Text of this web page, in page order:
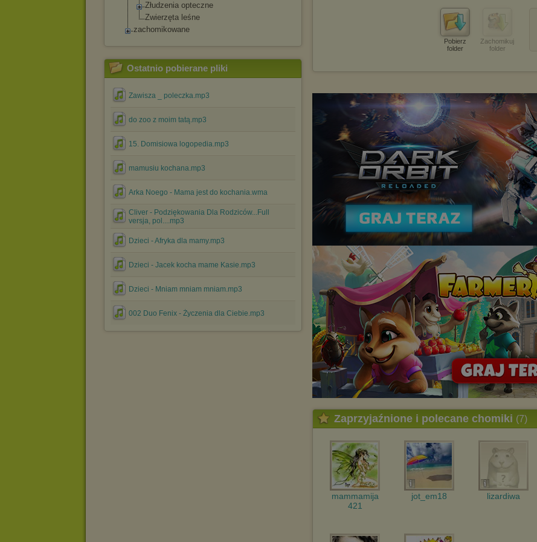
dokonując odpowiednich zmian w ustawieniach przeglądarki
Pełną informację na ten temat znajdziesz pod adresem
http://chomikuj.pl/PolitykaPrywatnosci.aspx
Złudzenia opteczne
Zwierzęta leśne
zachomikowane
Ostatnio pobierane pliki
Zawisza _ poleczka.mp3
do zoo z moim tatą.mp3
15. Domisiowa logopedia.mp3
mamusiu kochana.mp3
Arka Noego - Mama jest do kochania.wma
Cliver - Podziękowania Dla Rodziców...Full
versja, pol....mp3
Dzieci - Afryka dla mamy.mp3
Dzieci - Jacek kocha mame Kasie.mp3
Dzieci - Mniam mniam mniam.mp3
002 Duo Fenix - Życzenia dla Ciebie.mp3
Pobierz
folder
Zachomikuj
folder
Zaprzyjaźnione i polecane chomiki (7)
mammamija
421
jot_em18 lizardiwa